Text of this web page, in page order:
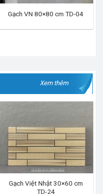
Gạch VN 80×80 cm TD-04
Xem thêm
Gạch Việt Nhật 30×60 cm
TD-24